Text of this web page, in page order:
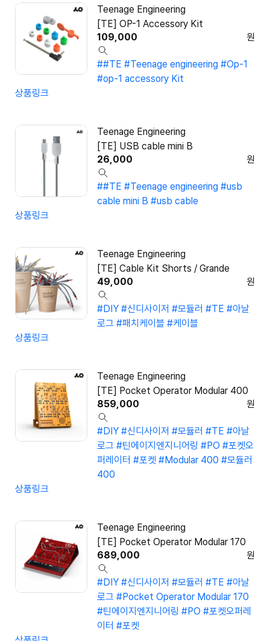
Teenage Engineering
[TE] OP-1 Accessory Kit
109,000
원
##TE #Teenage engineering #Op-1
#op-1 accessory Kit
상품링크
Teenage Engineering
[TE] USB cable mini B
26,000
원
##TE #Teenage engineering #usb
cable mini B #usb cable
상품링크
Teenage Engineering
[TE] Cable Kit Shorts / Grande
49,000
원
#DIY #신디사이저 #모듈러 #TE #아날
로그 #패치케이블 #케이블
상품링크
Teenage Engineering
[TE] Pocket Operator Modular 400
859,000
원
#DIY #신디사이저 #모듈러 #TE #아날
로그 #틴에이지엔지니어링 #PO #포켓오
퍼레이터 #포켓 #Modular 400 #모듈러
400
상품링크
Teenage Engineering
[TE] Pocket Operator Modular 170
689,000
원
#DIY #신디사이저 #모듈러 #TE #아날
로그 #Pocket Operator Modular 170
#틴에이지엔지니어링 #PO #포켓오퍼레
이터 #포켓